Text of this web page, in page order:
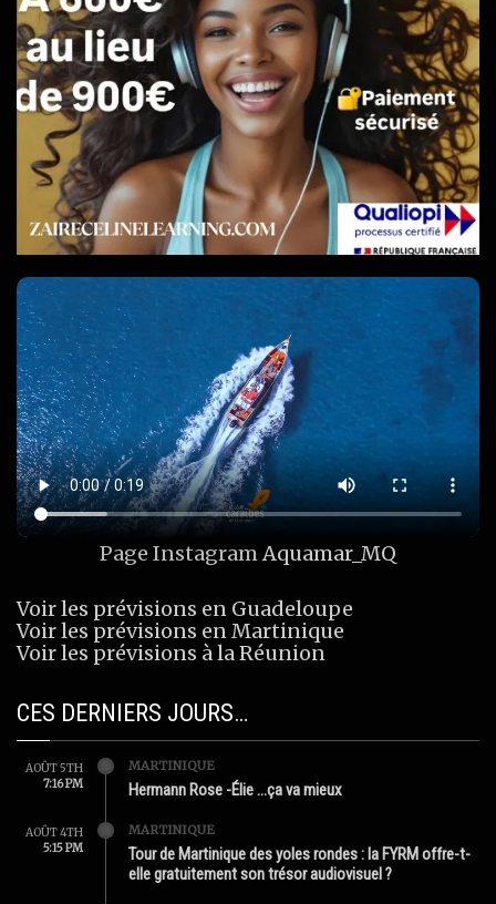
Page Instagram Aquamar_MQ
Voir les prévisions en Guadeloupe
Voir les prévisions en Martinique
Voir les prévisions à la Réunion
CES DERNIERS JOURS…
AOÛT 5TH
7:16 PM
MARTINIQUE
Hermann Rose -Élie …ça va mieux
AOÛT 4TH
5:15 PM
MARTINIQUE
Tour de Martinique des yoles rondes : la FYRM offre-t-
elle gratuitement son trésor audiovisuel ?